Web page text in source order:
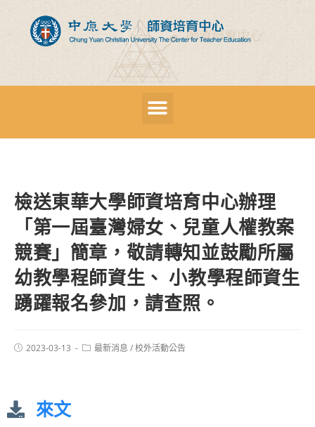
檢送東華大學師資培育中心辦理
「第一屆臺灣婦女、兒童人權教案
競賽」簡章，敬請轉知並鼓勵所屬
幼教學程師資生、 小教學程師資生
踴躍報名參加，請查照。
2023-03-13 最新消息 /校外活動公告
來文